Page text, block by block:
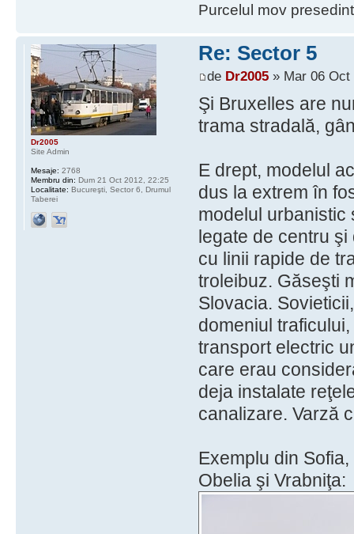
Purcelul mov
Re: Sector 5
de Dr2005» Mar 06 Oct
Şi Bruxelles are
trama stradală,
E drept, modelul
dus la extrem în
modelul urbanistic
legate de centru
cu linii rapide de
troleibuz. Găseşti
Slovacia.
domeniul
transport electric
care erau
deja instalate
canalizare. Varză
Exemplu din
Obelia şi Vrabniţa:
Dr2005
Site Admin
Mesaje: 2768
Membru din: Dum 21 Oct 2012, 22:25
Localitate: Bucureşti, Sector 6, Drumul
Taberei